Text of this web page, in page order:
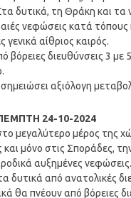
δυτικά, τη Θράκη και τα
νεφώσεις κατά τόπους
γενικά αίθριος καιρός.
βόρειες διευθύνσεις 3 με
αξιόλογη
24-10-2024
μεγαλύτερο μέρος της
μόνο στις Σποράδες,
αυξημένες νεφώσεις.
δυτικά από ανατολικές
θα πνέουν από βόρειες